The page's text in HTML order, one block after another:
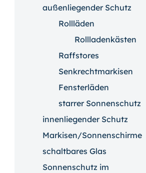
außenliegender Schutz
Rollläden
Rollladenkästen
Raffstores
Senkrechtmarkisen
Fensterläden
starrer Sonnenschutz
innenliegender Schutz
Markisen/Sonnenschirme
schaltbares Glas
Sonnenschutz im